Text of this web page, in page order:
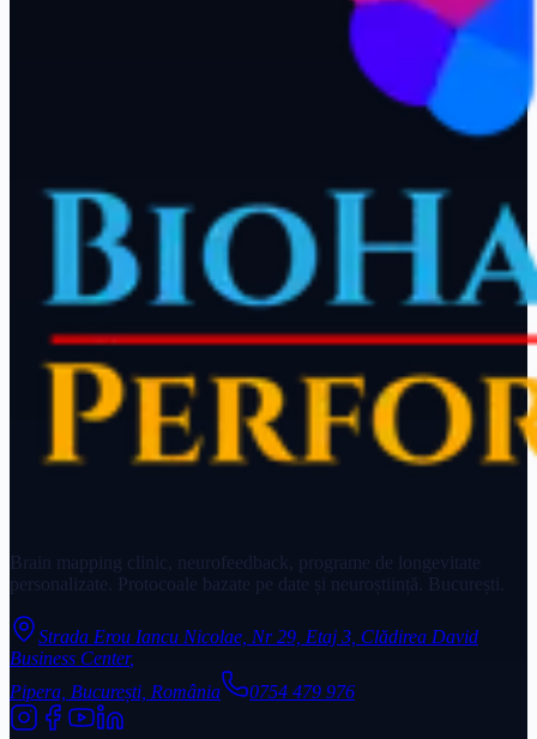
Brain mapping clinic, neurofeedback, programe de longevitate
personalizate. Protocoale bazate pe date și neuroștiință. București.
Strada Erou Iancu Nicolae, Nr 29, Etaj 3, Clădirea David
Business Center,
Pipera, București, România
0754 479 976